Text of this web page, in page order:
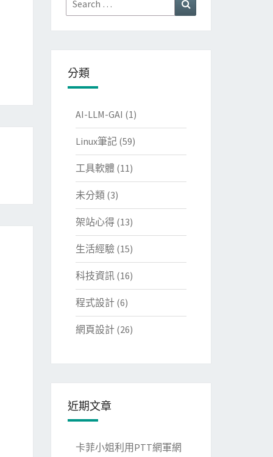
for:
分類
AI-LLM-GAI (1)
Linux筆記(59)
工具軟體 (11)
未分類(3)
架站心得(13)
生活經驗(15)
科技資訊(16)
程式設計(6)
網頁設計(26)
近期文章
卡菲小姐利用PTT網軍網